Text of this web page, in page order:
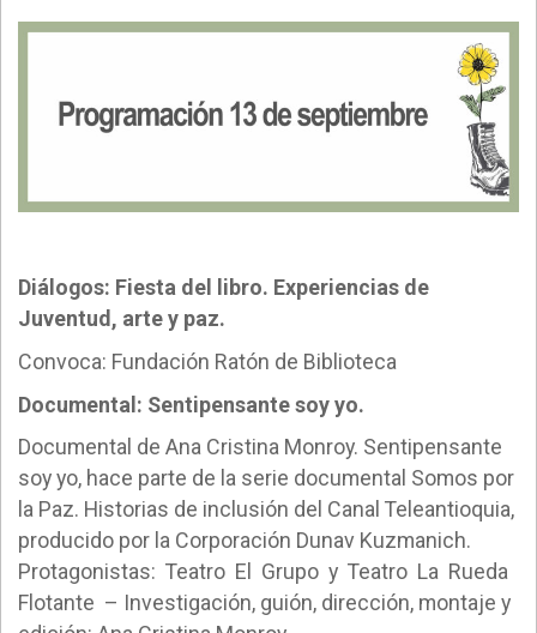
Diálogos: Fiesta del libro. Experiencias de
Juventud, arte y paz.
Convoca: Fundación Ratón de Biblioteca
Documental: Sentipensante soy yo.
Documental de Ana Cristina Monroy. Sentipensante
soy yo, hace parte de la serie documental Somos por
la Paz. Historias de inclusión del Canal Teleantioquia,
producido por la Corporación Dunav Kuzmanich.
Protagonistas: Teatro El Grupo y Teatro La Rueda
Flotante – Investigación, guión, dirección, montaje y